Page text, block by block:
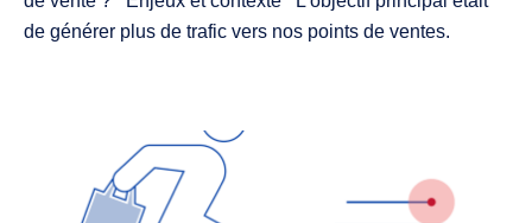
de générer plus de trafic vers nos points de ventes.
clients et de fidéliser les existants.…